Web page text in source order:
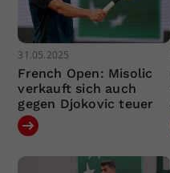
31.05.2025
French Open: Misolic
verkauft sich auch
gegen Djokovic teuer